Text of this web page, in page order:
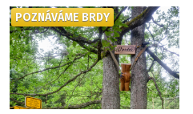
POZNÁVÁME BRDY